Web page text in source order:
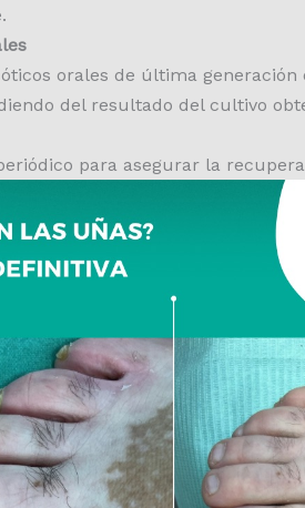
orales de última
del resultado del cultivo
para asegurar la